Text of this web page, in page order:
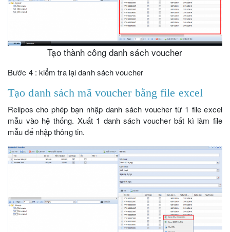
Tạo thành công danh sách voucher
Bước 4 : kiểm tra lại danh sách voucher
Tạo danh sách mã voucher bằng file excel
Relipos cho phép bạn nhập danh sách voucher từ 1 file excel
mẫu vào hệ thống. Xuất 1 danh sách voucher bất kì làm file
mẫu để nhập thông tin.